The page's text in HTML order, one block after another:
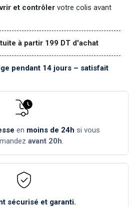
et contrôler votre colis avant
à partir 199 DT d'achat
pendant 14 jours – satisfait
en moins de 24h si vous
avant 20h.
sécurisé et garanti.